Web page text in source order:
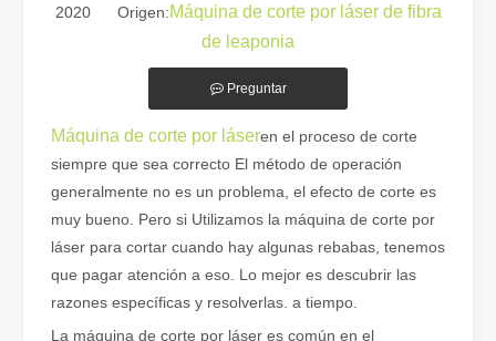
Guía 2026: Cómo las máquinas cortadoras de tubos por láser de fibra están revolucionando la fabricación de tuberías
Guía 2026: Cómo las máquinas cortadoras de tubos por láser
2020 Origen:Máquina de corte por láser de fibra
de leaponia
Preguntar
Máquina de corte por láseren el proceso de corte
siempre que sea correcto El método de operación
generalmente no es un problema, el efecto de corte es
muy bueno. Pero si Utilizamos la máquina de corte por
láser para cortar cuando hay algunas rebabas, tenemos
que pagar atención a eso. Lo mejor es descubrir las
razones específicas y resolverlas. a tiempo.
La máquina de corte por láser es común en el